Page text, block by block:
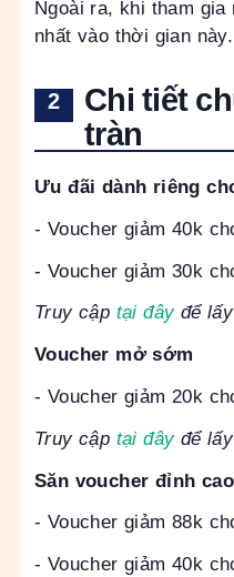
Ngoài ra, khi tham gia
nhất vào thời gian này.
Chi tiết
tràn
Ưu đãi dành riêng
- Voucher giảm 40k
- Voucher giảm 30k
Truy cập tại đâyđể
Voucher mở sớm
- Voucher giảm 20k
Truy cập tại đâyđể
Săn voucher đỉnh
- Voucher giảm 88k
- Voucher giảm 40k